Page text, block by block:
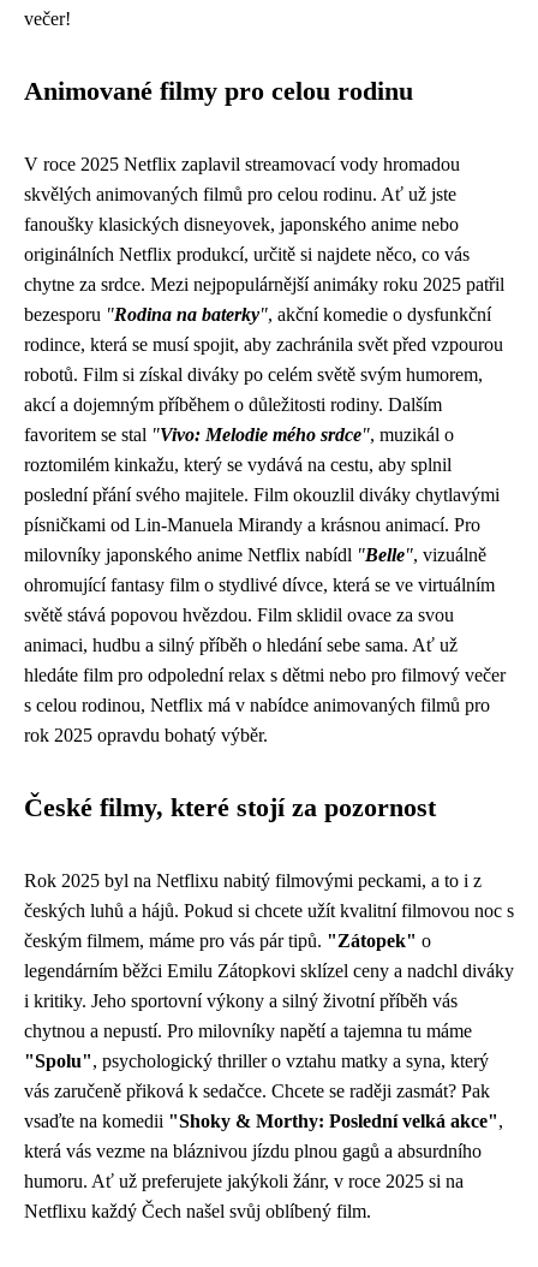
večer!
Animované filmy pro celou rodinu
V roce 2025 Netflix zaplavil streamovací vody hromadou
skvělých animovaných filmů pro celou rodinu. Ať už jste
fanoušky klasických disneyovek, japonského anime nebo
originálních Netflix produkcí, určitě si najdete něco, co vás
chytne za srdce. Mezi nejpopulárnější animáky roku 2025 patřil
bezesporu "Rodina na baterky", akční komedie o dysfunkční
rodince, která se musí spojit, aby zachránila svět před vzpourou
robotů. Film si získal diváky po celém světě svým humorem,
akcí a dojemným příběhem o důležitosti rodiny. Dalším
favoritem se stal "Vivo: Melodie mého srdce", muzikál o
roztomilém kinkažu, který se vydává na cestu, aby splnil
poslední přání svého majitele. Film okouzlil diváky chytlavými
písničkami od Lin-Manuela Mirandy a krásnou animací. Pro
milovníky japonského anime Netflix nabídl "Belle", vizuálně
ohromující fantasy film o stydlivé dívce, která se ve virtuálním
světě stává popovou hvězdou. Film sklidil ovace za svou
animaci, hudbu a silný příběh o hledání sebe sama. Ať už
hledáte film pro odpolední relax s dětmi nebo pro filmový večer
s celou rodinou, Netflix má v nabídce animovaných filmů pro
rok 2025 opravdu bohatý výběr.
České filmy, které stojí za pozornost
Rok 2025 byl na Netflixu nabitý filmovými peckami, a to i z
českých luhů a hájů. Pokud si chcete užít kvalitní filmovou noc s
českým filmem, máme pro vás pár tipů. "Zátopek" o
legendárním běžci Emilu Zátopkovi sklízel ceny a nadchl diváky
i kritiky. Jeho sportovní výkony a silný životní příběh vás
chytnou a nepustí. Pro milovníky napětí a tajemna tu máme
"Spolu", psychologický thriller o vztahu matky a syna, který
vás zaručeně přiková k sedačce. Chcete se raději zasmát? Pak
vsaďte na komedii "Shoky & Morthy: Poslední velká akce",
která vás vezme na bláznivou jízdu plnou gagů a absurdního
humoru. Ať už preferujete jakýkoli žánr, v roce 2025 si na
Netflixu každý Čech našel svůj oblíbený film.